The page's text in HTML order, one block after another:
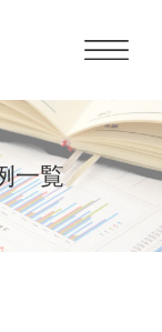
一覧